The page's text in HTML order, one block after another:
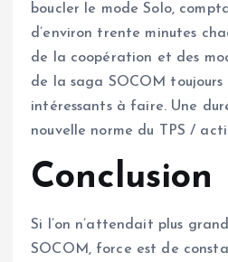
boucler le mode Solo,
d’environ trente minutes
de la coopération et des
de la saga SOCOM toujours
intéressants à faire. Une
nouvelle norme du TPS /
Conclusion
Si l’on n’attendait plus
SOCOM, force est de